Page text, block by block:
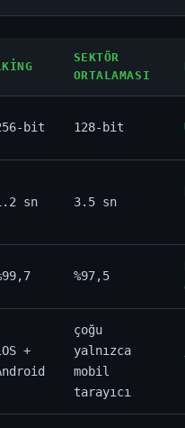
SEKTÖR
ORTALAMASI
bit 128-bit
sn 3.5 sn
%97,5
+
çoğu
yalnızca
mobil
tarayıcı